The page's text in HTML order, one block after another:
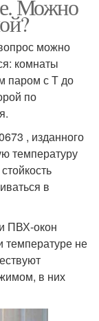
Можно
можно
комнаты
паром с Т до
по
, изданного
температуру
в
ПВХ-окон
температуре не
в них